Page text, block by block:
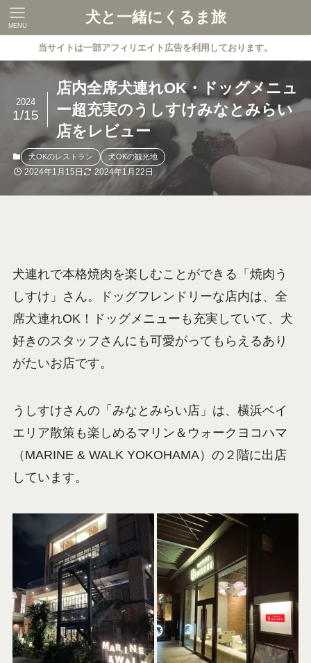
犬と一緒にくるま旅
MENU
当サイトは一部アフィリエイト広告を利用しております。
店内全席犬連れOK・ドッグメニュ
ー超充実のうしすけみなとみらい
店をレビュー
2024
1/15
犬OKのレストラン 犬OKの観光地
2024年1月15日 2024年1月22日
犬連れで本格焼肉を楽しむことができる「焼肉う
しすけ」さん。ドッグフレンドリーな店内は、全
席犬連れOK！ドッグメニューも充実していて、犬
好きのスタッフさんにも可愛がってもらえるあり
がたいお店です。
うしすけさんの「みなとみらい店」は、横浜ベイ
エリア散策も楽しめるマリン＆ウォークヨコハマ
（MARINE & WALK YOKOHAMA）の２階に出店
しています。